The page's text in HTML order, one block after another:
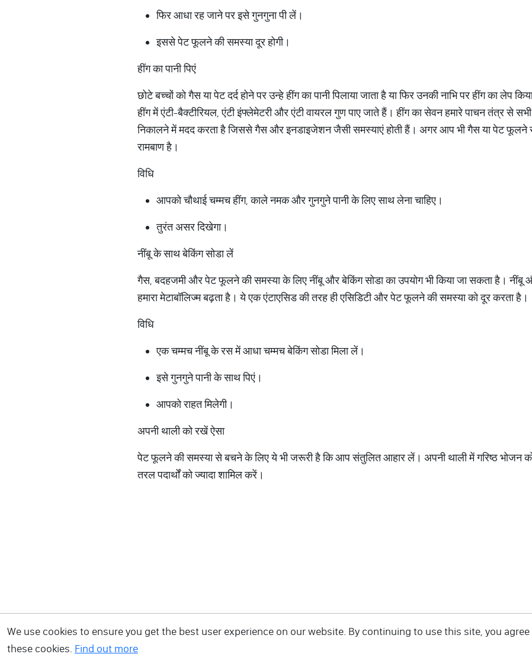
फिर आधा रह जाने पर इसे गुनगुना पी लें।
इससे पेट फूलने की समस्या दूर होगी।
हींग का पानी पिएं
छोटे बच्चों को गैस या पेट दर्द होने पर उन्हे हींग का पानी पिलाया जाता है या फिर उनकी नाभि पर हींग का लेप
हींग में एंटी-बैक्टीरियल, एंटी इंफ्लेमेटरी और एंटी वायरल गुण पाए जाते हैं। हींग का सेवन हमारे पाचन तंत्र से सभी
निकालने में मदद करता है जिससे गैस और इनडाइजेशन जैसी समस्याएं होती हैं। अगर आप भी गैस या पेट फूलने
रामबाण है।
विधि
आपको चौथाई चम्मच हींग, काले नमक और गुनगुने पानी के लिए साथ लेना चाहिए।
तुरंत असर दिखेगा।
नींबू के साथ बेकिंग सोडा लें
गैस, बदहजमी और पेट फूलने की समस्या के लिए नींबू और बेकिंग सोडा का उपयोग भी किया जा सकता है।
हमारा मेटाबॉलिज्म बढ़ता है। ये एक एंटाएसिड की तरह ही एसिडिटी और पेट फूलने की समस्या को दूर करता है।
विधि
एक चम्मच नींबू के रस में आधा चम्मच बेकिंग सोडा मिला लें।
इसे गुनगुने पानी के साथ पिएं।
आपको राहत मिलेगी।
अपनी थाली को रखें ऐसा
पेट फूलने की समस्या से बचने के लिए ये भी जरूरी है कि आप संतुलित आहार लें। अपनी थाली में गरिष्ठ
तरल पदार्थों को ज्यादा शामिल करें।
We use cookies to ensure you get the best user experience on our website. By continuing to use this site, you
these cookies. Find out more